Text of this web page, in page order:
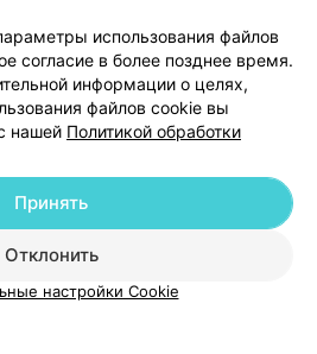
Добавить компанию
специалиста
проекта
Размещение рекламы
Публичный договор
использования файлов
согласие в более позднее время.
информации о целях,
файлов cookie вы
нашей Политикой обработки
Отклонить
Принять
настройки Cookie